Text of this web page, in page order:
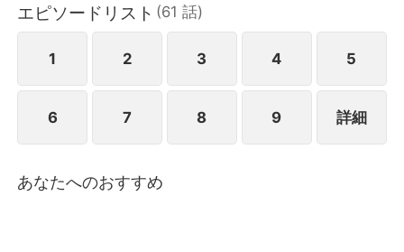
ム・スヨンを探すために総力を挙げた。チェ・ジソン
は起源グループに契約社員として入社したが、キム・
ヒョヌとパク・チェアは彼女が本物のキム・スヨンで
ンは病床のチェ・ドンヘの治療費を稼ぐためひたすら
耐え忍び、キム家とは幾度もすれ違い続けた。ユン・
ミンジョンはチェ・ジソンの身分を奪い、キム家の四
巡らせたが、キム・シヨンに阻まれた。やがてペ・ス
エピソードリスト (61 話)
1 2 3 4 5
6 7 8 9 詳細
あなたへのおすすめ